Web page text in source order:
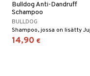
Bulldog Anti-Dandruff
Schampoo
BULLDOG
14,90 €